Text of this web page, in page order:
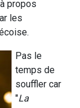
propos
les
Pas le
temps de
souffler car
"La